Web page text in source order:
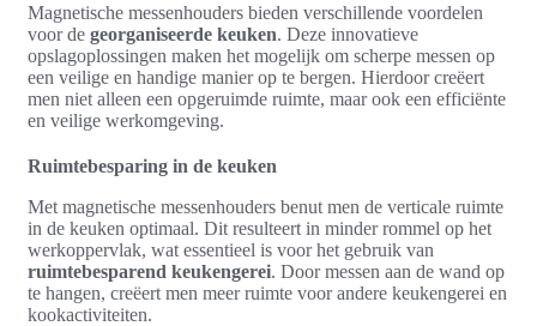
Magnetische messenhouders bieden verschillende voordelen
voor de georganiseerde keuken. Deze innovatieve
opslagoplossingen maken het mogelijk om scherpe messen op
een veilige en handige manier op te bergen. Hierdoor creëert
men niet alleen een opgeruimde ruimte, maar ook een efficiënte
en veilige werkomgeving.
Ruimtebesparing in de keuken
Met magnetische messenhouders benut men de verticale ruimte
in de keuken optimaal. Dit resulteert in minder rommel op het
werkoppervlak, wat essentieel is voor het gebruik van
ruimtebesparend keukengerei. Door messen aan de wand op
te hangen, creëert men meer ruimte voor andere keukengerei en
kookactiviteiten.